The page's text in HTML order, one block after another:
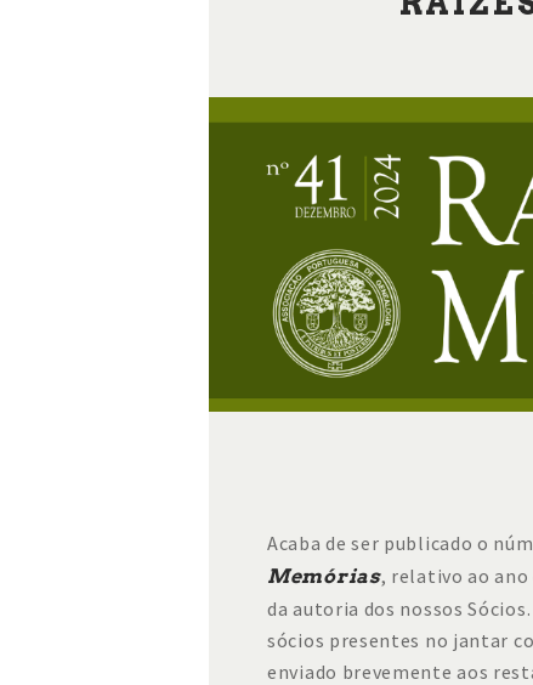
Acaba de ser publicado o
Memórias, relativo ao ano
da autoria dos nossos
sócios presentes no jantar
enviado brevemente aos